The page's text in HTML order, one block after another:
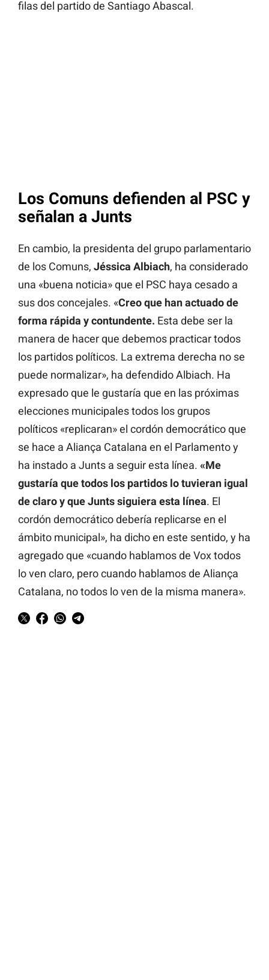
filas del partido de Santiago Abascal.
Los Comuns defienden al PSC y
señalan a Junts
En cambio, la presidenta del grupo parlamentario
de los Comuns, Jéssica Albiach, ha considerado
una «buena noticia» que el PSC haya cesado a
sus dos concejales. «Creo que han actuado de
forma rápida y contundente. Esta debe ser la
manera de hacer que debemos practicar todos
los partidos políticos. La extrema derecha no se
puede normalizar», ha defendido Albiach. Ha
expresado que le gustaría que en las próximas
elecciones municipales todos los grupos
políticos «replicaran» el cordón democrático que
se hace a Aliança Catalana en el Parlamento y
ha instado a Junts a seguir esta línea. «Me
gustaría que todos los partidos lo tuvieran igual
de claro y que Junts siguiera esta línea. El
cordón democrático debería replicarse en el
ámbito municipal», ha dicho en este sentido, y ha
agregado que «cuando hablamos de Vox todos
lo ven claro, pero cuando hablamos de Aliança
Catalana, no todos lo ven de la misma manera».